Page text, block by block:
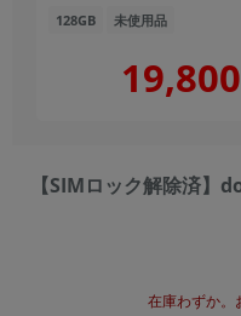
128GB 未使用品
19,800
【SIMロック解除済
在庫わずか。